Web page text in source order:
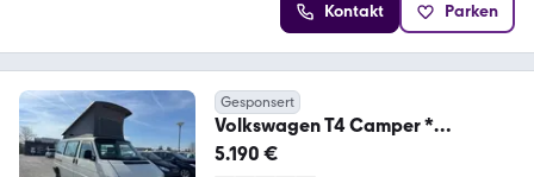
Kontakt Parken
Gesponsert
Volkswagen T4 Camper *
Hochdach*
5.190 €